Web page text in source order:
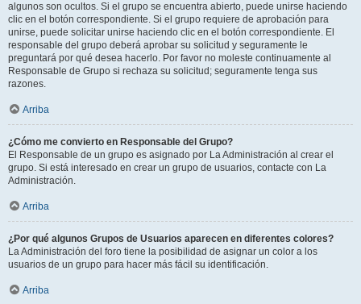
algunos son ocultos. Si el grupo se encuentra abierto, puede unirse haciendo
clic en el botón correspondiente. Si el grupo requiere de aprobación para
unirse, puede solicitar unirse haciendo clic en el botón correspondiente. El
responsable del grupo deberá aprobar su solicitud y seguramente le
preguntará por qué desea hacerlo. Por favor no moleste continuamente al
Responsable de Grupo si rechaza su solicitud; seguramente tenga sus
razones.
Arriba
¿Cómo me convierto en Responsable del Grupo?
El Responsable de un grupo es asignado por La Administración al crear el
grupo. Si está interesado en crear un grupo de usuarios, contacte con La
Administración.
Arriba
¿Por qué algunos Grupos de Usuarios aparecen en diferentes colores?
La Administración del foro tiene la posibilidad de asignar un color a los
usuarios de un grupo para hacer más fácil su identificación.
Arriba